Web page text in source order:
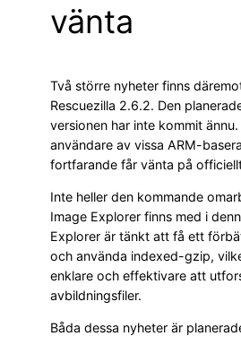
vänta
Två större nyheter finns
Rescuezilla 2.6.2. Den
versionen har inte kommit
användare av vissa ARM-
fortfarande får vänta på
Inte heller den kommande
Image Explorer finns med i
Explorer är tänkt att få ett
och använda indexed-gzip,
enklare och effektivare att
avbildningsfiler.
Båda dessa nyheter är